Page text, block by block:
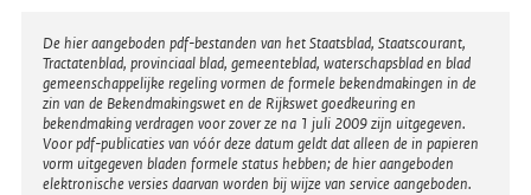
Disclaimer
De hier aangeboden pdf-bestanden van het Staatsblad, Staatscourant,
Tractatenblad, provinciaal blad, gemeenteblad, waterschapsblad en blad
gemeenschappelijke regeling vormen de formele bekendmakingen in de
zin van de Bekendmakingswet en de Rijkswet goedkeuring en
bekendmaking verdragen voor zover ze na 1 juli 2009 zijn uitgegeven.
Voor pdf-publicaties van vóór deze datum geldt dat alleen de in papieren
vorm uitgegeven bladen formele status hebben; de hier aangeboden
elektronische versies daarvan worden bij wijze van service aangeboden.